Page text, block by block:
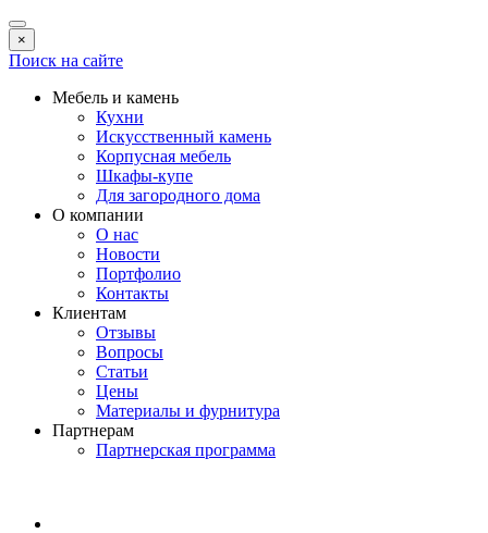
×
Поиск на сайте
Мебель и камень
Кухни
Искусственный камень
Корпусная мебель
Шкафы-купе
Для загородного дома
О компании
О нас
Новости
Портфолио
Контакты
Клиентам
Отзывы
Вопросы
Статьи
Цены
Материалы и фурнитура
Партнерам
Партнерская программа